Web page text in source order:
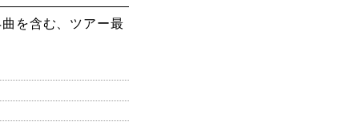
を含む、ツアー最